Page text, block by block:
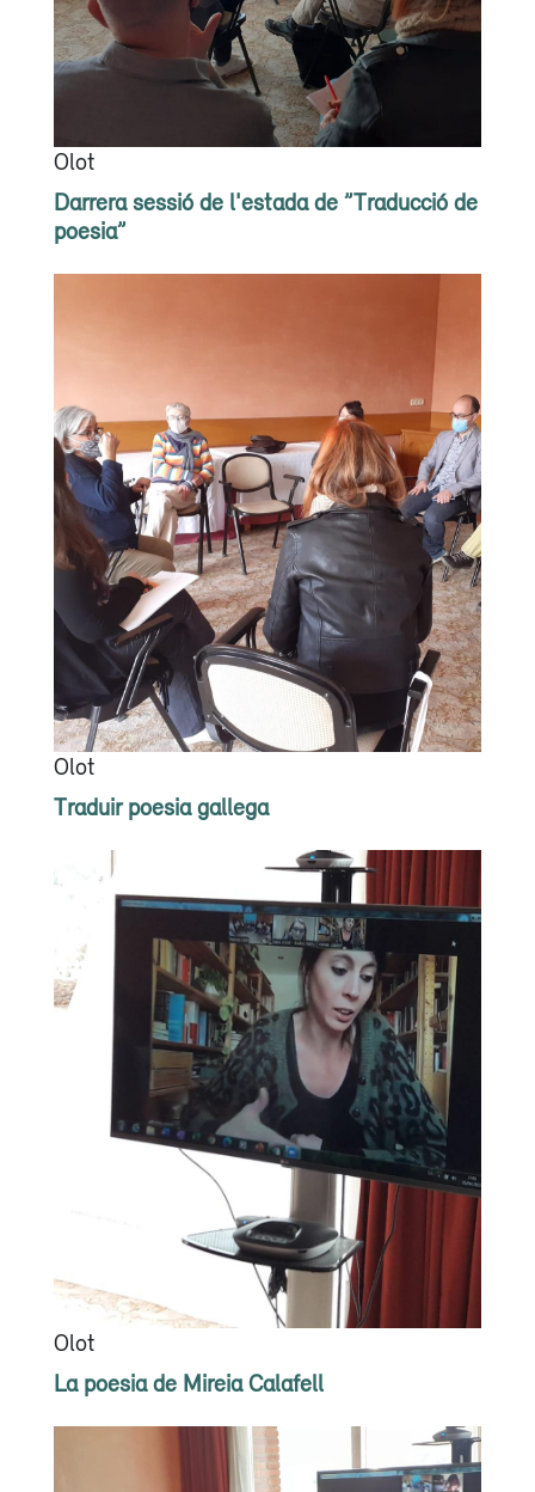
Olot
Darrera sessió de l'estada de ”Traducció de
poesia”
Olot
Traduir poesia gallega
Olot
La poesia de Mireia Calafell